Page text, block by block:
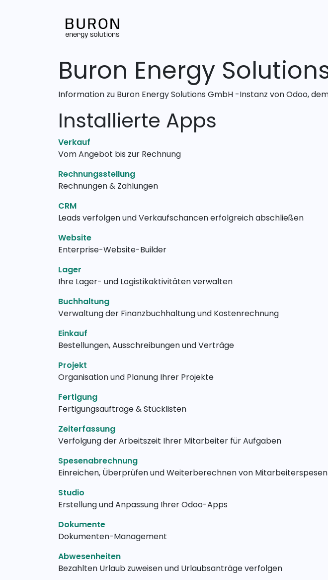
Buron Energy
Information zu Buron Energy Solutions GmbH -Instanz von Odoo,
Installierte Apps
Verkauf
Vom Angebot bis zur Rechnung
Rechnungsstellung
Rechnungen & Zahlungen
CRM
Leads verfolgen und Verkaufschancen erfolgreich abschließen
Website
Enterprise-Website-Builder
Lager
Ihre Lager- und Logistikaktivitäten verwalten
Buchhaltung
Verwaltung der Finanzbuchhaltung und Kostenrechnung
Einkauf
Bestellungen, Ausschreibungen und Verträge
Projekt
Organisation und Planung Ihrer Projekte
Fertigung
Fertigungsaufträge & Stücklisten
Zeiterfassung
Verfolgung der Arbeitszeit Ihrer Mitarbeiter für Aufgaben
Spesenabrechnung
Einreichen, Überprüfen und Weiterberechnen von Mitarbeiterspesen
Studio
Erstellung und Anpassung Ihrer Odoo-Apps
Dokumente
Dokumenten-Management
Abwesenheiten
Bezahlten Urlaub zuweisen und Urlaubsanträge verfolgen